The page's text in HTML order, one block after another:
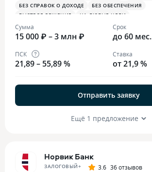
БЕЗ СПРАВОК О ДОХОДЕ
БЕЗ ОБЕСПЕЧЕНИЯ
БЫСТРОЕ РЕШЕНИЕ
НА ЛЮБЫЕ ЦЕЛИ
Сумма
15 000 ₽ – 3 млн ₽
Срок
до 60 мес.
ПСК
21,89 – 55,89 %
Ставка
от 21,9 %
Отправить заявку
Ещё 1 предложение
Норвик Банк
ЗАЛОГОВЫЙ+ 3.6 36 отзывов